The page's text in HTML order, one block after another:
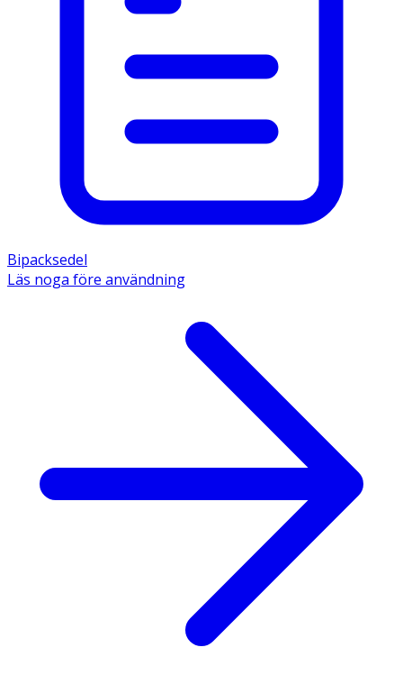
Bipacksedel
Läs noga före användning